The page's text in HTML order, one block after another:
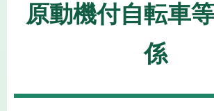
原動機付自転車
係